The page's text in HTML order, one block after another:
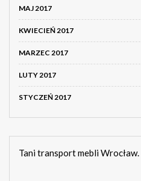
MAJ 2017
KWIECIEŃ 2017
MARZEC 2017
LUTY 2017
STYCZEŃ 2017
Tani transport mebli Wrocław.